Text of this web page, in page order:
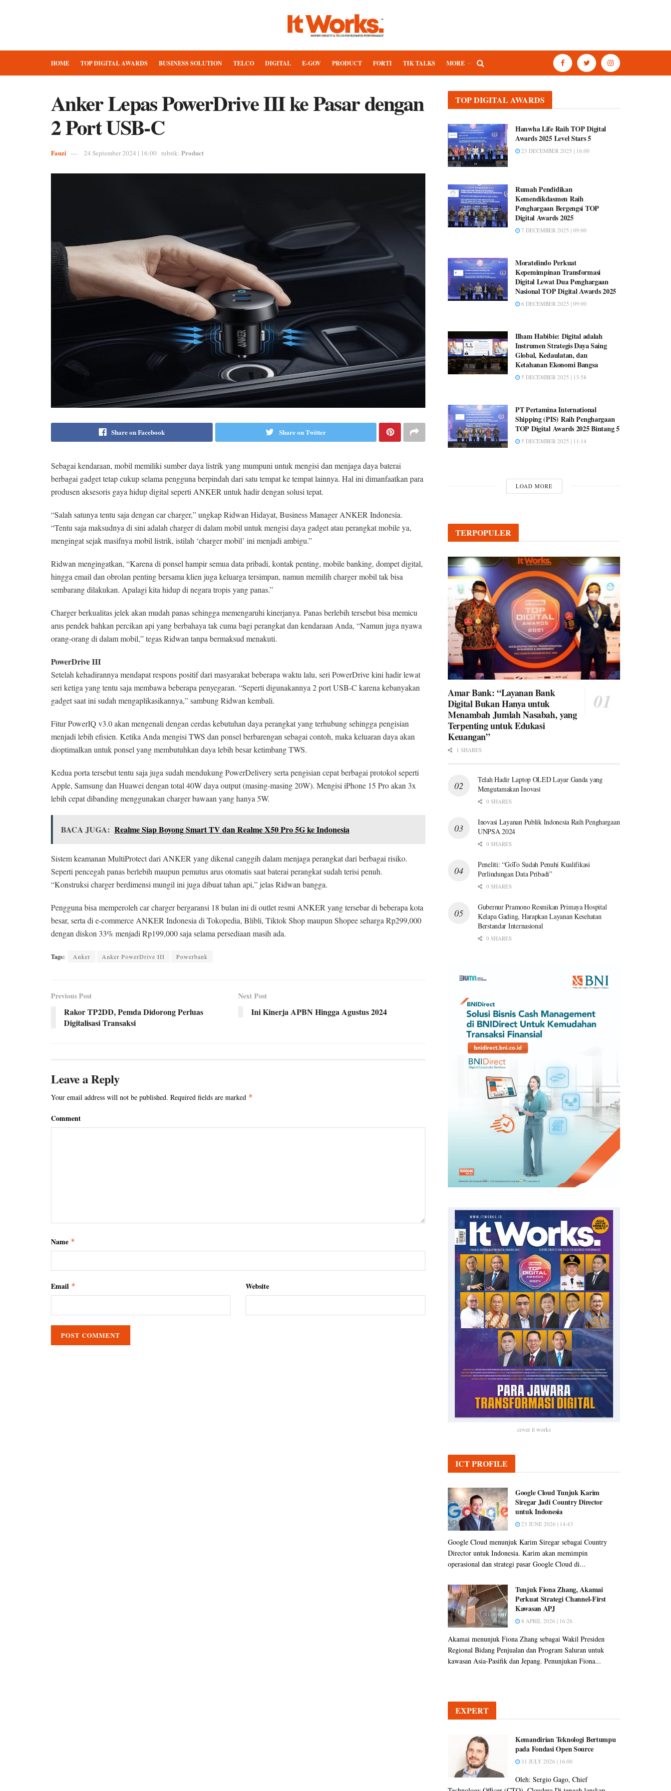
HOME TOP DIGITAL AWARDS BUSINESS SOLUTION TELCO DIGITAL E-GOV PRODUCT FORTI TIK TALKS MORE
Anker Lepas PowerDrive III ke Pasar dengan
2 Port USB-C
Fauzi 24 September 2024 | 16:00 rubrik: Product
Share on Facebook Share on Twitter
Sebagai kendaraan, mobil memiliki sumber daya listrik yang mumpuni untuk mengisi dan menjaga daya baterai
berbagai gadget tetap cukup selama pengguna berpindah dari satu tempat ke tempat lainnya. Hal ini dimanfaatkan para
produsen aksesoris gaya hidup digital seperti ANKER untuk hadir dengan solusi tepat.
“Salah satunya tentu saja dengan car charger,” ungkap Ridwan Hidayat, Business Manager ANKER Indonesia.
“Tentu saja maksudnya di sini adalah charger di dalam mobil untuk mengisi daya gadget atau perangkat mobile ya,
mengingat sejak masifnya mobil listrik, istilah ‘charger mobil’ ini menjadi ambigu.”
Ridwan mengingatkan, “Karena di ponsel hampir semua data pribadi, kontak penting, mobile banking, dompet digital,
hingga email dan obrolan penting bersama klien juga keluarga tersimpan, namun memilih charger mobil tak bisa
sembarang dilakukan. Apalagi kita hidup di negara tropis yang panas.”
Charger berkualitas jelek akan mudah panas sehingga memengaruhi kinerjanya. Panas berlebih tersebut bisa memicu
arus pendek bahkan percikan api yang berbahaya tak cuma bagi perangkat dan kendaraan Anda, “Namun juga nyawa
orang-orang di dalam mobil,” tegas Ridwan tanpa bermaksud menakuti.
PowerDrive III
Setelah kehadirannya mendapat respons positif dari masyarakat beberapa waktu lalu, seri PowerDrive kini hadir lewat
seri ketiga yang tentu saja membawa beberapa penyegaran. “Seperti digunakannya 2 port USB-C karena kebanyakan
gadget saat ini sudah mengaplikasikannya,” sambung Ridwan kembali.
Fitur PowerIQ v3.0 akan mengenali dengan cerdas kebutuhan daya perangkat yang terhubung sehingga pengisian
menjadi lebih efisien. Ketika Anda mengisi TWS dan ponsel berbarengan sebagai contoh, maka keluaran daya akan
dioptimalkan untuk ponsel yang membutuhkan daya lebih besar ketimbang TWS.
Kedua porta tersebut tentu saja juga sudah mendukung PowerDelivery serta pengisian cepat berbagai protokol seperti
Apple, Samsung dan Huawei dengan total 40W daya output (masing-masing 20W). Mengisi iPhone 15 Pro akan 3x
lebih cepat dibanding menggunakan charger bawaan yang hanya 5W.
BACA JUGA: Realme Siap Boyong Smart TV dan Realme X50 Pro 5G ke Indonesia
Sistem keamanan MultiProtect dari ANKER yang dikenal canggih dalam menjaga perangkat dari berbagai risiko.
Seperti pencegah panas berlebih maupun pemutus arus otomatis saat baterai perangkat sudah terisi penuh.
“Konstruksi charger berdimensi mungil ini juga dibuat tahan api,” jelas Ridwan bangga.
Pengguna bisa memperoleh car charger bergaransi 18 bulan ini di outlet resmi ANKER yang tersebar di beberapa kota
besar, serta di e-commerce ANKER Indonesia di Tokopedia, Blibli, Tiktok Shop maupun Shopee seharga Rp299,000
dengan diskon 33% menjadi Rp199,000 saja selama persediaan masih ada.
Tags: Anker Anker PowerDrive III Powerbank
Previous Post
Rakor TP2DD, Pemda Didorong Perluas
Digitalisasi Transaksi
Next Post
Ini Kinerja APBN Hingga Agustus 2024
Leave a Reply
Your email address will not be published. Required fields are marked *
Comment
Name *
Email * Website
TOP DIGITAL AWARDS
Hanwha Life Raih TOP Digital
Awards 2025 Level Stars 5
23 DECEMBER 2025 | 16:00
Rumah Pendidikan
Kemendikdasmen Raih
Penghargaan Bergengsi TOP
Digital Awards 2025
7 DECEMBER 2025 | 09:00
Moratelindo Perkuat
Kepemimpinan Transformasi
Digital Lewat Dua Penghargaan
Nasional TOP Digital Awards 2025
6 DECEMBER 2025 | 09:00
Ilham Habibie: Digital adalah
Instrumen Strategis Daya Saing
Global, Kedaulatan, dan
Ketahanan Ekonomi Bangsa
5 DECEMBER 2025 | 13:58
PT Pertamina International
Shipping (PIS) Raih Penghargaan
TOP Digital Awards 2025 Bintang 5
5 DECEMBER 2025 | 11:14
LOAD MORE
TERPOPULER
Amar Bank: “Layanan Bank
Digital Bukan Hanya untuk
Menambah Jumlah Nasabah, yang
Terpenting untuk Edukasi
Keuangan”
1 SHARES
Telah Hadir Laptop OLED Layar Ganda yang
Mengutamakan Inovasi
0 SHARES
Inovasi Layanan Publik Indonesia Raih Penghargaan
UNPSA 2024
0 SHARES
Peneliti: “GoTo Sudah Penuhi Kualifikasi
Perlindungan Data Pribadi”
0 SHARES
Gubernur Pramono Resmikan Primaya Hospital
Kelapa Gading, Harapkan Layanan Kesehatan
Berstandar Internasional
0 SHARES
cover it works
ICT PROFILE
Google Cloud Tunjuk Karim
Siregar Jadi Country Director
untuk Indonesia
23 JUNE 2026 | 14:43
Google Cloud menunjuk Karim Siregar sebagai Country
Director untuk Indonesia. Karim akan memimpin
operasional dan strategi pasar Google Cloud di...
Tunjuk Fiona Zhang, Akamai
Perkuat Strategi Channel-First
Kawasan APJ
8 APRIL 2026 | 16:26
Akamai menunjuk Fiona Zhang sebagai Wakil Presiden
Regional Bidang Penjualan dan Program Saluran untuk
kawasan Asia-Pasifik dan Jepang. Penunjukan Fiona...
EXPERT
Kemandirian Teknologi Bertumpu
pada Fondasi Open Source
31 JULY 2026 | 16:00
Oleh: Sergio Gago, Chief